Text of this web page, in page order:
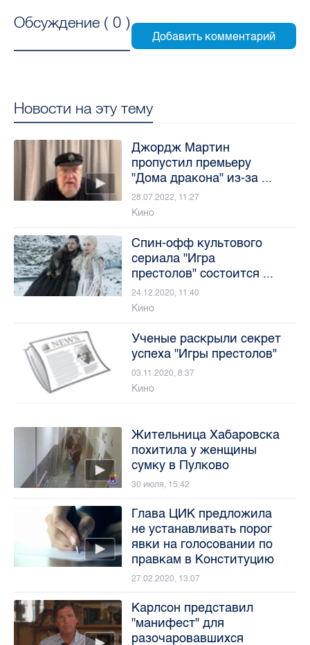
Обсуждение ( 0 )
Новости на эту тему
Джордж Мартин
пропустил премьеру
"Дома дракона" из-за ...
28.07.2022, 11:27
Кино
Спин-офф культового
сериала "Игра
престолов" состоится ...
24.12.2020, 11:40
Кино
Ученые раскрыли секрет
успеха "Игры престолов"
03.11.2020, 8:37
Кино
Жительница Хабаровска
похитила у женщины
сумку в Пулково
30 июля, 15:42
Глава ЦИК предложила
не устанавливать порог
явки на голосовании по
правкам в Конституцию
27.02.2020, 13:07
Карлсон представил
"манифест" для
разочаровавшихся